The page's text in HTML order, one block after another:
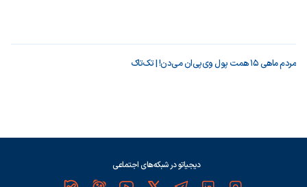
مردم ماهی ۱۵ همت پول وی‌پی‌ان می‌دن! | تک‌تاک
دیجیاتو در شبکه‌های اجتماعی